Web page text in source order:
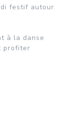
festif autour
à la danse
profiter